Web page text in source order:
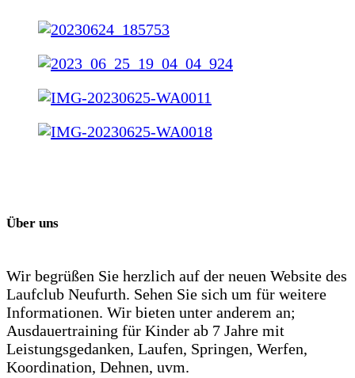
Über uns
Wir begrüßen Sie herzlich auf der neuen Website des
Laufclub Neufurth. Sehen Sie sich um für weitere
Informationen. Wir bieten unter anderem an;
Ausdauertraining für Kinder ab 7 Jahre mit
Leistungsgedanken, Laufen, Springen, Werfen,
Koordination, Dehnen, uvm.